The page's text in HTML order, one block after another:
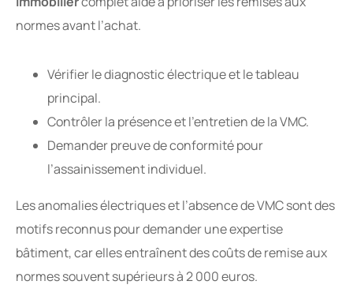
normes avant l’achat.
Vérifier le diagnostic électrique et le tableau
principal.
Contrôler la présence et l’entretien de la VMC.
Demander preuve de conformité pour
l’assainissement individuel.
Les anomalies électriques et l’absence de VMC sont des
motifs reconnus pour demander une expertise
bâtiment, car elles entraînent des coûts de remise aux
normes souvent supérieurs à 2 000 euros.